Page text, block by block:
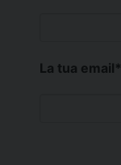
La tua email*